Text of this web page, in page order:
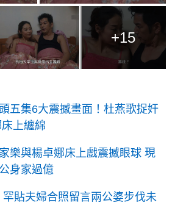
+15
五集6大震撼畫面！杜燕歌捉奸
上纏綿
樂與楊卓娜床上戲震撼眼球 現
身家過億
貼夫婦合照留言兩公婆步伐未